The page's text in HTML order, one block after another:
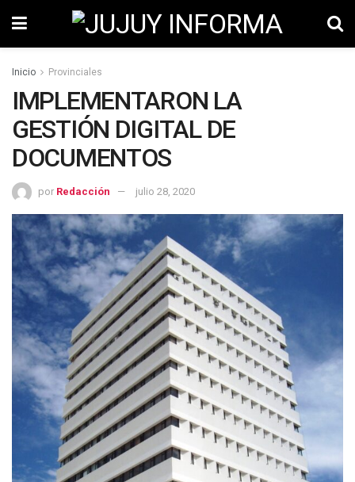
Inicio Provinciales
IMPLEMENTARON LA
GESTIÓN DIGITAL DE
DOCUMENTOS
por Redacción julio 28, 2020